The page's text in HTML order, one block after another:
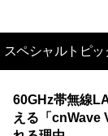
スペシャルトピッ
60GHz帯無線
える「cnWave